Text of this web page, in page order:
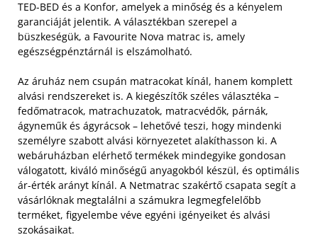
TED-BED és a Konfor, amelyek a minőség és a kényelem
garanciáját jelentik. A választékban szerepel a
büszkeségük, a Favourite Nova matrac is, amely
egészségpénztárnál is elszámolható.
Az áruház nem csupán matracokat kínál, hanem komplett
alvási rendszereket is. A kiegészítők széles választéka –
fedőmatracok, matrachuzatok, matracvédők, párnák,
ágyneműk és ágyrácsok – lehetővé teszi, hogy mindenki
személyre szabott alvási környezetet alakíthasson ki. A
webáruházban elérhető termékek mindegyike gondosan
válogatott, kiváló minőségű anyagokból készül, és optimális
ár-érték arányt kínál. A Netmatrac szakértő csapata segít a
vásárlóknak megtalálni a számukra legmegfelelőbb
terméket, figyelembe véve egyéni igényeiket és alvási
szokásaikat.